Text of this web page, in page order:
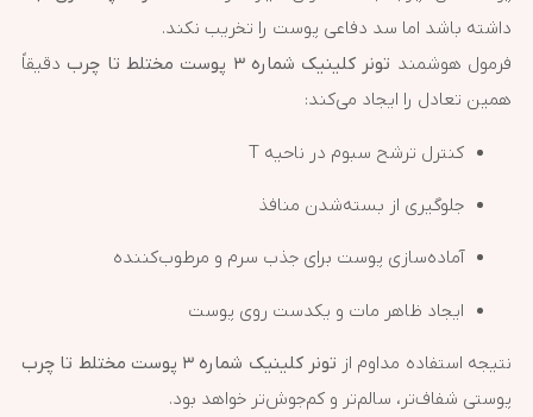
داشته باشد اما سد دفاعی پوست را تخریب نکند.
فرمول هوشمند تونر کلینیک شماره ۳ پوست مختلط تا چرب
دقیقاً
همین تعادل را ایجاد می‌کند:
کنترل ترشح سبوم در ناحیه T
جلوگیری از بسته‌شدن منافذ
آماده‌سازی پوست برای جذب سرم و مرطوب‌کننده
ایجاد ظاهر مات و یکدست روی پوست
نتیجه استفاده مداوم از تونر کلینیک شماره ۳ پوست مختلط تا چرب
پوستی شفاف‌تر، سالم‌تر و کم‌جوش‌تر خواهد بود.